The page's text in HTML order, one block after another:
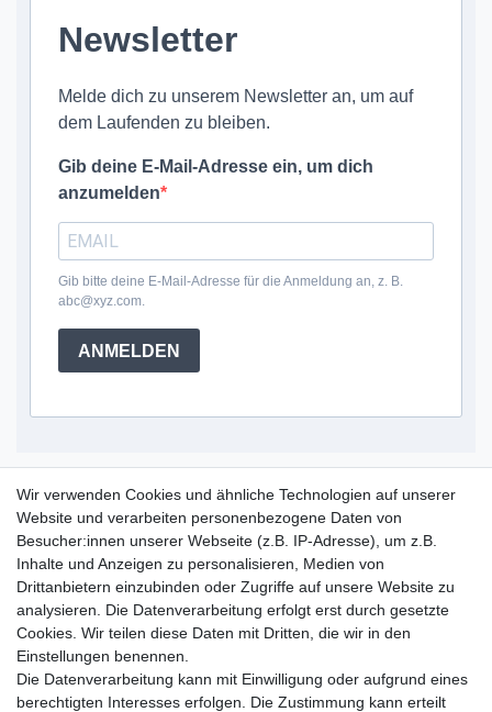
Newsletter
Melde dich zu unserem Newsletter an, um auf
dem Laufenden zu bleiben.
Gib deine E-Mail-Adresse ein, um dich
anzumelden
Gib bitte deine E-Mail-Adresse für die Anmeldung an, z. B.
abc@xyz.com.
ANMELDEN
Service Hotline
+49 (0) 52 50 / 99 290 30
Montag - Freitag, 09:00 - 15:30
Informationen
Zahlung und Versand
Garantieerklärung
Info Reklamationen
Wir verwenden Cookies und ähnliche Technologien auf unserer
Website und verarbeiten personenbezogene Daten von
Besucher:innen unserer Webseite (z.B. IP-Adresse), um z.B.
Inhalte und Anzeigen zu personalisieren, Medien von
Drittanbietern einzubinden oder Zugriffe auf unsere Website zu
analysieren. Die Datenverarbeitung erfolgt erst durch gesetzte
Cookies. Wir teilen diese Daten mit Dritten, die wir in den
Einstellungen benennen.
Die Datenverarbeitung kann mit Einwilligung oder aufgrund eines
berechtigten Interesses erfolgen. Die Zustimmung kann erteilt